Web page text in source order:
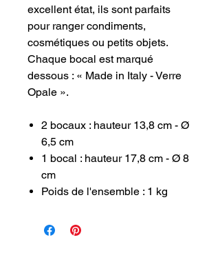
excellent état, ils sont parfaits
pour ranger condiments,
cosmétiques ou petits objets.
Chaque bocal est marqué
dessous : « Made in Italy - Verre
Opale ».
2 bocaux : hauteur 13,8 cm - Ø
6,5 cm
1 bocal : hauteur 17,8 cm - Ø 8
cm
Poids de l'ensemble : 1 kg